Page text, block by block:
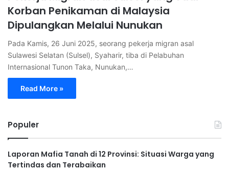
Korban Penikaman di Malaysia
Dipulangkan Melalui Nunukan
Pada Kamis, 26 Juni 2025, seorang pekerja migran asal
Sulawesi Selatan (Sulsel), Syaharir, tiba di Pelabuhan
Internasional Tunon Taka, Nunukan,…
Read More »
Populer
Laporan Mafia Tanah di 12 Provinsi: Situasi Warga yang
Tertindas dan Terabaikan